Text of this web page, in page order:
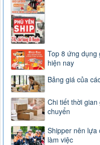
Top 8 ứng dụng
hiện nay
Bảng giá của
Chi tiết thời
chuyển
Shipper nên lựa
làm việc